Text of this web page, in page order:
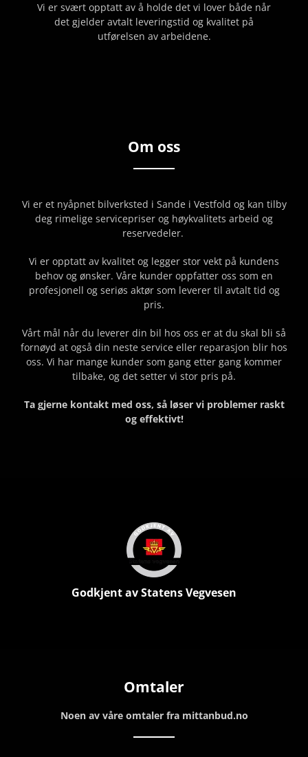
Vi er svært opptatt av å holde det vi lover både når
det gjelder avtalt leveringstid og kvalitet på
utførelsen av arbeidene.
Om oss
Vi er et nyåpnet bilverksted i Sande i Vestfold og kan tilby
deg rimelige servicepriser og høykvalitets arbeid og
reservedeler.
Vi er opptatt av kvalitet og legger stor vekt på kundens
behov og ønsker. Våre kunder oppfatter oss som en
profesjonell og seriøs aktør som leverer til avtalt tid og
pris.
Vårt mål når du leverer din bil hos oss er at du skal bli så
fornøyd at også din neste service eller reparasjon blir hos
oss. Vi har mange kunder som gang etter gang kommer
tilbake, og det setter vi stor pris på.
Ta gjerne kontakt med oss, så løser vi problemer raskt
og effektivt!
Godkjent av Statens Vegvesen
Omtaler
Noen av våre omtaler fra mittanbud.no